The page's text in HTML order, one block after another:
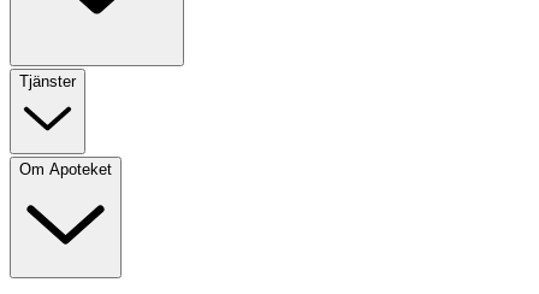
Tjänster
Om Apoteket